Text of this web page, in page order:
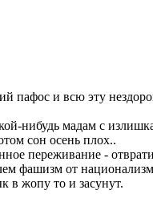
пафос и всю эту
нибудь мадам с
сон осень плох..
переживание -
фашизм от
в жопу то и засунут.